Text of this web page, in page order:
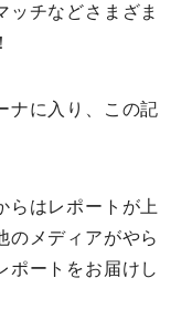
ッチなどさまざま
ナに入り、この記
らはレポートが上
のメディアがやら
ポートをお届けし